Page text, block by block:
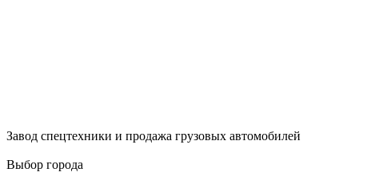
Завод спецтехники и продажа грузовых автомобилей
Выбор города